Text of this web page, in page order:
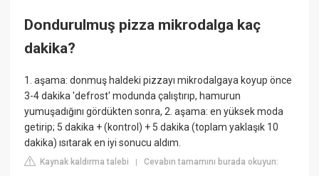
Dondurulmuş pizza mikrodalga kaç
dakika?
1. aşama: donmuş haldeki pizzayı mikrodalgaya koyup önce
3-4 dakika 'defrost' modunda çalıştırıp, hamurun
yumuşadığını gördükten sonra, 2. aşama: en yüksek moda
getirip; 5 dakika + (kontrol) + 5 dakika (toplam yaklaşık 10
dakika) ısıtarak en iyi sonucu aldım.
Kaynak kaldırma talebi |Cevabın tamamını burada okuyun: